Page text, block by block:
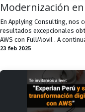
Modernización
En Applying Consulting, nos
resultados excepcionales
AWS con FullMovil . A
23 feb 2025